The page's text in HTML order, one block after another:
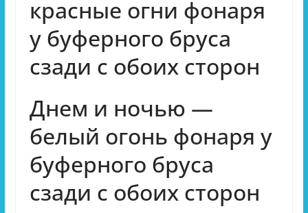
красные огни фонаря
у буферного бруса
сзади с обоих сторон
Днем и ночью —
белый огонь фонаря у
буферного бруса
сзади с обоих сторон